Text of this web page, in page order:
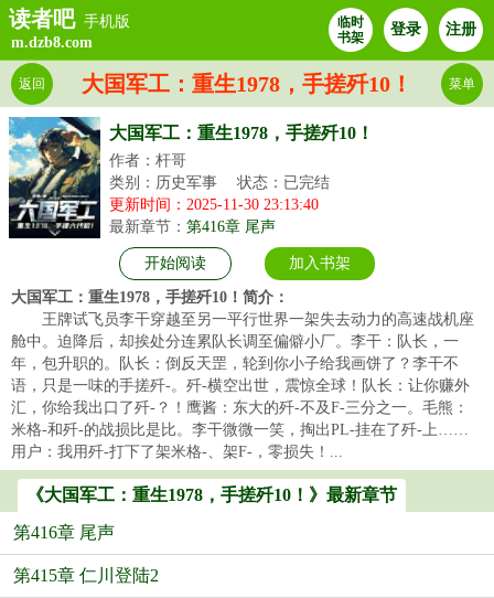
读者吧 手机版
m.dzb8.com
临时
书架
登录 注册
大国军工：重生1978，手搓歼10！
返回 菜单
大国军工：重生1978，手搓歼10！
作者：杆哥
类别：历史军事
状态：已完结
更新时间：2025-11-30 23:13:40
最新章节： 第416章 尾声
开始阅读 加入书架
大国军工：重生1978，手搓歼10！简介：
王牌试飞员李干穿越至另一平行世界一架失去动力的高速战机座
舱中。迫降后，却挨处分连累队长调至偏僻小厂。李干：队长，一
年，包升职的。队长：倒反天罡，轮到你小子给我画饼了？李干不
语，只是一味的手搓歼-。歼-横空出世，震惊全球！队长：让你赚外
汇，你给我出口了歼-？！鹰酱：东大的歼-不及F-三分之一。毛熊：
米格-和歼-的战损比是比。李干微微一笑，掏出PL-挂在了歼-上……
用户：我用歼-打下了架米格-、架F-，零损失！...
《大国军工：重生1978，手搓歼10！》最新章节
第416章 尾声
第415章 仁川登陆2